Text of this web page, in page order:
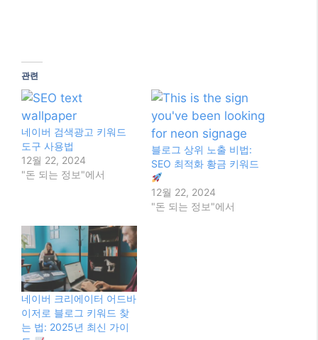
관련
네이버 검색광고 키워드
도구 사용법
12월 22, 2024
"돈 되는 정보"에서
블로그 상위 노출 비법:
SEO 최적화 황금 키워드
12월 22, 2024
"돈 되는 정보"에서
네이버 크리에이터 어드바
이저로 블로그 키워드 찾
는 법: 2025년 최신 가이